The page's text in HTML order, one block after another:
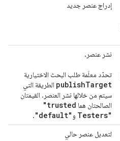
إدراج عنصر جديد
نشر عنصر.
تحدّد معلَمة طلب البحث الاختيارية
publishTarget
الطريقة التي
سيتم من خلالها نشر العنصر. القيمتان
الصالحتان هما "trusted
Testers" و "default"
.
لتعديل عنصر حالي